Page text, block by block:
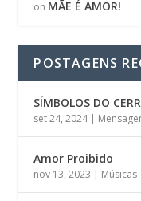
on MÃE É AMOR!
POSTAGENS
SÍMBOLOS DO
set 24, 2024|
Amor Proibido
nov 13, 2023 | Músicas